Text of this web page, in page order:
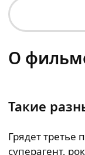
О
Такие
Грядет
суперагент,